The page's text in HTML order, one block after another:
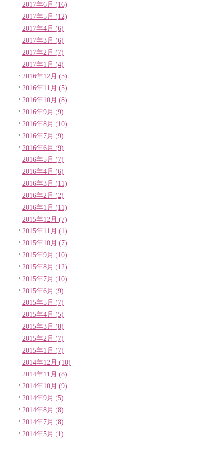
2017年6月 (16)
2017年5月 (12)
2017年4月 (6)
2017年3月 (6)
2017年2月 (7)
2017年1月 (4)
2016年12月 (5)
2016年11月 (5)
2016年10月 (8)
2016年9月 (9)
2016年8月 (10)
2016年7月 (9)
2016年6月 (9)
2016年5月 (7)
2016年4月 (6)
2016年3月 (11)
2016年2月 (2)
2016年1月 (11)
2015年12月 (7)
2015年11月 (1)
2015年10月 (7)
2015年9月 (10)
2015年8月 (12)
2015年7月 (10)
2015年6月 (9)
2015年5月 (7)
2015年4月 (5)
2015年3月 (8)
2015年2月 (7)
2015年1月 (7)
2014年12月 (10)
2014年11月 (8)
2014年10月 (9)
2014年9月 (5)
2014年8月 (8)
2014年7月 (8)
2014年5月 (1)